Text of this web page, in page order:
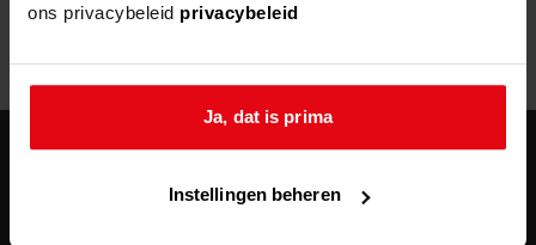
ons privacybeleid privacybeleid
Ja, dat is prima
Instellingen beheren
een verouderde bladwijzer/favoriet